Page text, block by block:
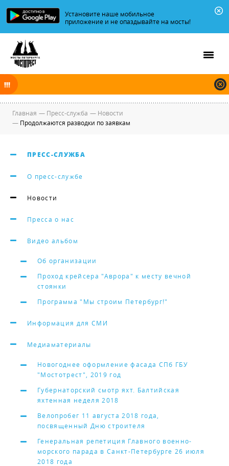
Установите наше мобильное
приложение и не опаздывайте на мосты!
разводятся по графику.
Главная — Пресс-служба — Новости
— Продолжаются разводки по заявкам
ПРЕСС-СЛУЖБА
О пресс-службе
Новости
Пресса о нас
Видео альбом
Об организации
Проход крейсера "Аврора" к месту вечной
стоянки
Программа "Мы строим Петербург!"
Информация для СМИ
Медиаматериалы
Новогоднее оформление фасада СПб ГБУ
"Мостотрест", 2019 год
Губернаторский смотр яхт. Балтийская
яхтенная неделя 2018
Велопробег 11 августа 2018 года,
посвященный Дню строителя
Генеральная репетиция Главного военно-
морского парада в Санкт-Петербурге 26 июля
2018 года